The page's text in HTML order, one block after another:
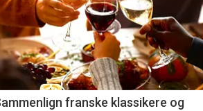
franske klassikere og